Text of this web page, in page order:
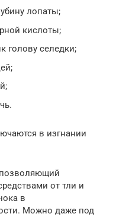
лопаты;
кислоты;
голову селедки;
в изгнании
от тли и
в
Можно даже под